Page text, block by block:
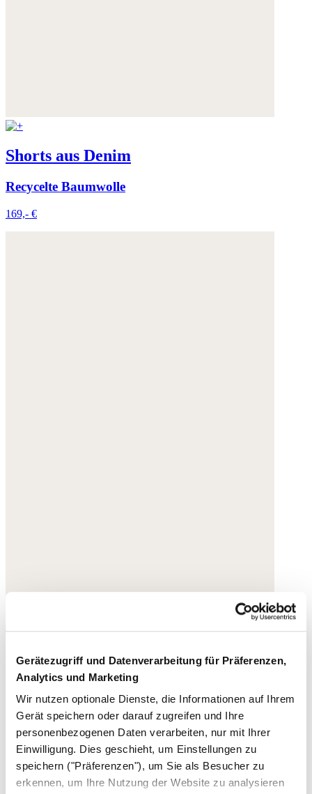
Gerätezugriff und Datenverarbeitung für Präferenzen,
Analytics und Marketing
Wir nutzen optionale Dienste, die Informationen auf Ihrem
Gerät speichern oder darauf zugreifen und Ihre
personenbezogenen Daten verarbeiten, nur mit Ihrer
Einwilligung. Dies geschieht, um Einstellungen zu
speichern ("Präferenzen"), um Sie als Besucher zu
erkennen, um Ihre Nutzung der Website zu analysieren
Shorts aus Denim
Recycelte Baumwolle
169,- €
Perlenkette
95,- €